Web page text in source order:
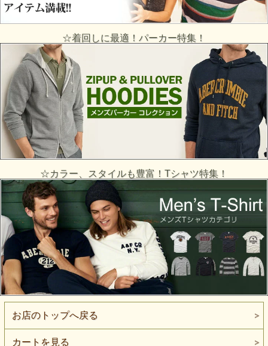
☆着回しに最適！パーカー特集！
☆カラー、スタイルも豊富！Tシャツ特集！
お店のトップへ戻る
カートを見る